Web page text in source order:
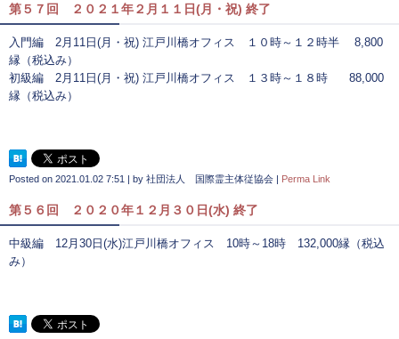
第５７回 ２０２１年２月１１日(月・祝) 終了
入門編 2月11日(月・祝) 江戸川橋オフィス １０時～１２時半 8,800
縁（税込み）
初級編 2月11日(月・祝) 江戸川橋オフィス １３時～１８時 88,000
縁（税込み）
Posted on 2021.01.02 7:51 | by 社団法人 国際霊主体従協会 | Perma Link
第５６回 ２０２０年１２月３０日(水) 終了
中級編 12月30日(水)江戸川橋オフィス 10時～18時 132,000縁（税込
み）